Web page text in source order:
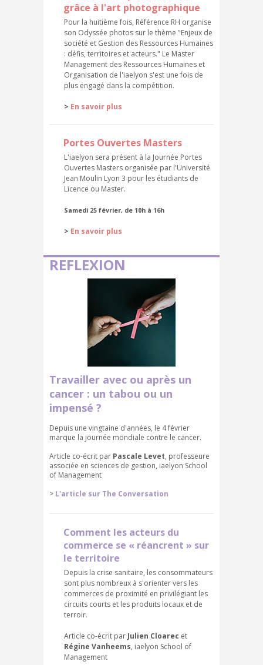
grâce à l'art photographique
Pour la huitième fois, Référence RH organise
son Odyssée photos sur le thème "Enjeux de
société et Gestion des Ressources Humaines
: défis, territoires et acteurs." Le Master
Management des Ressources Humaines et
Organisation de l'iaelyon s'est une fois de
plus engagé dans la compétition.
> En savoir plus
Portes Ouvertes Masters
L'iaelyon sera présent à la Journée Portes
Ouvertes Masters organisée par l'Université
Jean Moulin Lyon 3 pour les étudiants de
Licence ou Master.
Samedi 25 février, de 10h à 16h
> En savoir plus
REFLEXION
Travailler avec ou après un
cancer : un tabou ou un
impensé ?
Depuis une vingtaine d'années, le 4 février
marque la journée mondiale contre le cancer.
Article co-écrit par Pascale Levet, professeure
associée en sciences de gestion, iaelyon School
of Management
> L'article sur The Conversation
Comment les acteurs du
commerce se « réancrent » sur
le territoire
Depuis la crise sanitaire, les consommateurs
sont plus nombreux à s'orienter vers les
commerces de proximité en privilégiant les
circuits courts et les produits locaux et de
terroir.
Article co-écrit par Julien Cloarec et
Régine Vanheems, iaelyon School of
Management